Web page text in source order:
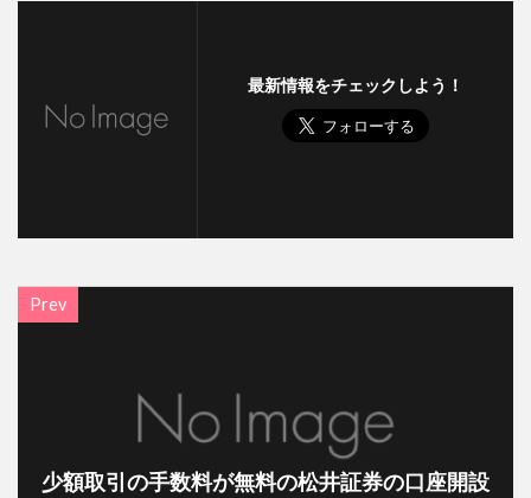
最新情報をチェックしよう！
Prev
少額取引の手数料が無料の松井証券の口座開設